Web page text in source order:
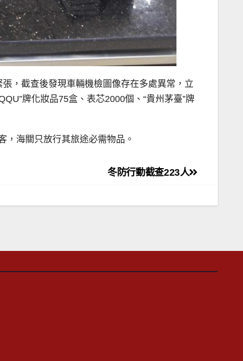
，截查後發現車輛機檢圖像存在多處異常，立
牌化妝品75盒、表芯2000個、“貴州茅臺”牌
，海關只放行其旅途必需物品。
冬防行動截查223人